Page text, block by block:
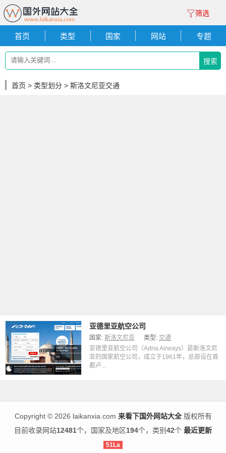
筛选
首页 类型 国家 网站 专题
搜索
首页 > 类型划分 > 斯洛文尼亚交通
亚德里亚航空公司
国家: 斯洛文尼亚 类型: 交通
亚德里亚航空公司（Adria Airways）是斯洛文尼
亚的国家航空公司，成立于1961年，总部设在首
都卢...
Copyright ©2026 laikanxia.com 来看下国外网站大全版权所有
目前收录网站12481个，国家及地区194个，类别 42个 最近更新
51La